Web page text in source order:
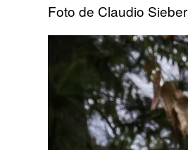
Foto de Claudio Sieber